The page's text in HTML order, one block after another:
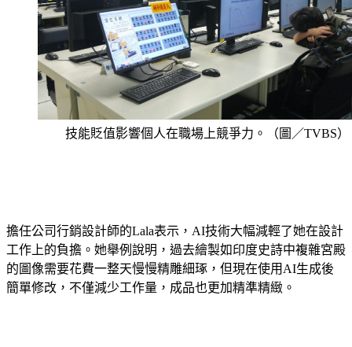
擔任公司行銷設計師的Lala表示，AI技術大幅減輕了她在設計
工作上的負擔。她舉例說明，過去繪製如印度史詩中複雜宮殿
的圖像需要花費一整天慢慢精雕細琢，但現在使用AI生成後